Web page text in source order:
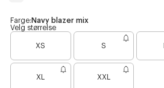
a
c
s
Farge: Navy blazer mix
Velg størrelse
XS
r
S
XL XXL